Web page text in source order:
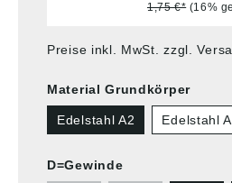
1,75 €* (16%
Preise inkl. MwSt. zzgl.
Material Grundkörper
Edelstahl A2 Edelstahl
D=Gewinde